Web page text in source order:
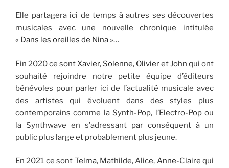
Elle partagera ici de temps à autres ses découvertes
musicales avec une nouvelle chronique intitulée
« Dans les oreilles de Nina »…
Fin 2020 ce sontXavier, Solenne, OlivieretJohn qui ont
souhaité rejoindre notre petite équipe d’éditeurs
bénévoles pour parler ici de l’actualité musicale avec
des artistes qui évoluent dans des styles plus
contemporains comme la Synth-Pop, l’Electro-Pop ou
la Synthwave en s’adressant par conséquent à un
public plus large et probablement plus jeune.
En 2021 ce sont Telma, Mathilde, Alice, Anne-Claire qui